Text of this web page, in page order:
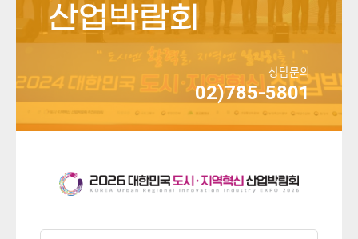
산업박람회
상담문의
02)785-5801